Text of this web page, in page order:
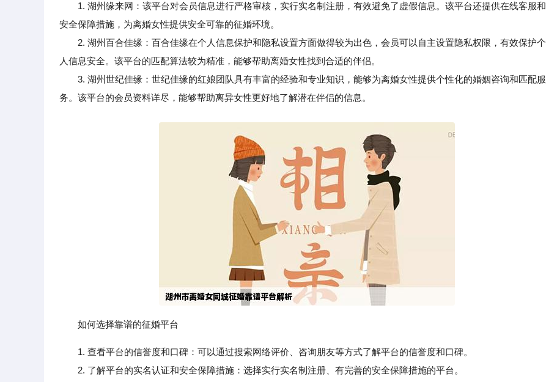
1. 湖州缘来网：该平台对会员信息进行严格审核，实行实名制注册，有效避免了虚假信息。该平台还提供在线客服和
安全保障措施，为离婚女性提供安全可靠的征婚环境。
2. 湖州百合佳缘：百合佳缘在个人信息保护和隐私设置方面做得较为出色，会员可以自主设置隐私权限，有效保护个
人信息安全。该平台的匹配算法较为精准，能够帮助离婚女性找到合适的伴侣。
3. 湖州世纪佳缘：世纪佳缘的红娘团队具有丰富的经验和专业知识，能够为离婚女性提供个性化的婚姻咨询和匹配服
务。该平台的会员资料详尽，能够帮助离异女性更好地了解潜在伴侣的信息。
如何选择靠谱的征婚平台
1. 查看平台的信誉度和口碑：可以通过搜索网络评价、咨询朋友等方式了解平台的信誉度和口碑。
2. 了解平台的实名认证和安全保障措施：选择实行实名制注册、有完善的安全保障措施的平台。